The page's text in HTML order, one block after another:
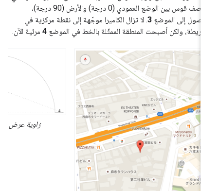
منتصف قوس بين الوضع العمودي (0 درجة) والأرض (90 درجة)،
إلى الموضع3. لا تزال الكاميرا موجّهة إلى نقطة مركزية في
ولكن أصبحت المنطقة الممثّلة بالخط في الموضع4مرئية الآن.
زاوية عرض الكاميرا 45